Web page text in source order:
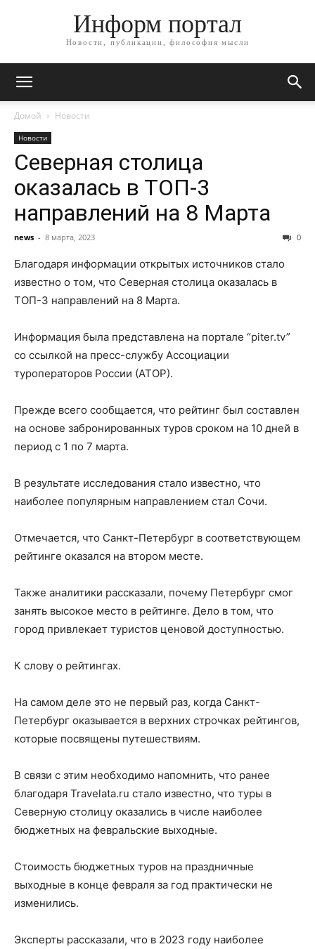
Информ портал
Новости, публикации, философия мысли
Домой Новости
Новости
Северная столица
оказалась в ТОП-3
направлений на 8 Марта
news - 8 марта, 2023 0
Благодаря информации открытых источников стало
известно о том, что Северная столица оказалась в
ТОП-3 направлений на 8 Марта.
Информация была представлена на портале “piter.tv”
со ссылкой на пресс-службу Ассоциации
туроператоров России (АТОР).
Прежде всего сообщается, что рейтинг был составлен
на основе забронированных туров сроком на 10 дней в
период с 1 по 7 марта.
В результате исследования стало известно, что
наиболее популярным направлением стал Сочи.
Отмечается, что Санкт-Петербург в соответствующем
рейтинге оказался на втором месте.
Также аналитики рассказали, почему Петербург смог
занять высокое место в рейтинге. Дело в том, что
город привлекает туристов ценовой доступностью.
К слову о рейтингах.
На самом деле это не первый раз, когда Санкт-
Петербург оказывается в верхних строчках рейтингов,
которые посвящены путешествиям.
В связи с этим необходимо напомнить, что ранее
благодаря Travelata.ru стало известно, что туры в
Северную столицу оказались в числе наиболее
бюджетных на февральские выходные.
Стоимость бюджетных туров на праздничные
выходные в конце февраля за год практически не
изменились.
Эксперты рассказали, что в 2023 году наиболее